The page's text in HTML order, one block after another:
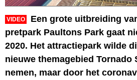
VIDEO
Een grote uitbreiding
pretpark Paultons Park gaat
2020. Het attractiepark wilde
nieuwe themagebied
nemen, maar door het